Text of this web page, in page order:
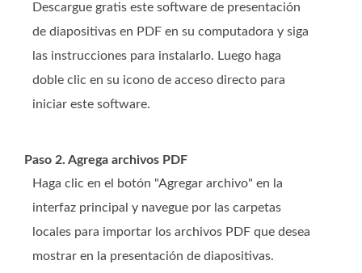
Descargue gratis este software de presentación
de diapositivas en PDF en su computadora y siga
las instrucciones para instalarlo. Luego haga
doble clic en su icono de acceso directo para
iniciar este software.
Paso 2. Agrega archivos PDF
Haga clic en el botón "Agregar archivo" en la
interfaz principal y navegue por las carpetas
locales para importar los archivos PDF que desea
mostrar en la presentación de diapositivas.